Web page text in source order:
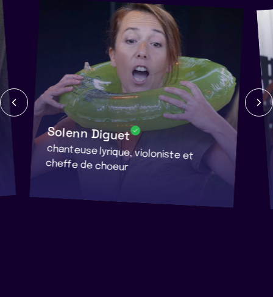
Solenn Diguet
chanteuse lyrique, violoniste et
cheffe de choeur